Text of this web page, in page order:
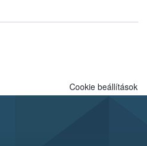
Cookie beállítások